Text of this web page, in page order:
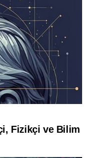
Fizikçi ve Bilim